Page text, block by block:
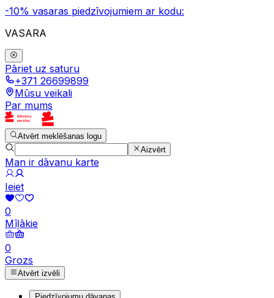
-10% vasaras piedzīvojumiem ar kodu:
VASARA
Pāriet uz saturu
+371 26699899
Mūsu veikali
Par mums
Atvērt meklēšanas logu
Aizvērt
Man ir dāvanu karte
Ieiet
0
Mīļākie
0
Grozs
Atvērt izvēli